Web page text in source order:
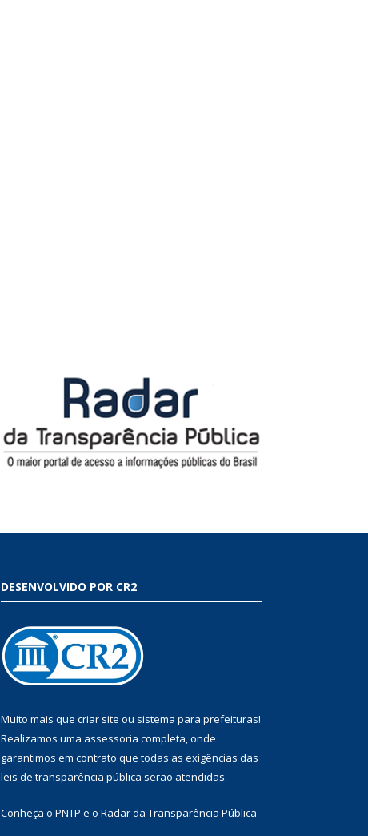
DESENVOLVIDO POR CR2
Muito mais que criar site ou sistema para prefeituras!
Realizamos uma assessoria completa, onde
garantimos em contrato que todas as exigências das
leis de transparência pública serão atendidas.
Conheça o PNTP e o Radar da Transparência Pública